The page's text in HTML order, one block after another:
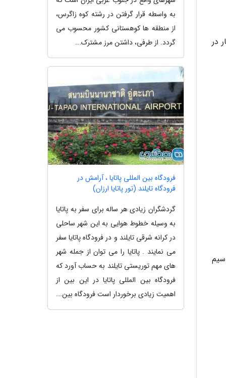
در
به واسطه قرار گرفتن در رشته کوه زاگرس،
از منطقه ها کوهستانی کشور محسوب می
گردد. از طرفی، داشتن مرز مشترک...
فرودگاه بین المللی پاتایا ، آرامش در
فرودگاه تایلند (تور پاتایا ارزان)
گردشگران زیادی هر ساله برای سفر به پاتایا
به وسیله خطوط هوایی به این شهر ساحلی
در کرانه شرقی تایلند و در فرودگاه پاتایا سفر
می نمایند . پاتایا را می توان از جمله شهر
های مهم توریستی تایلند به حساب آورد که
فرودگاه بین المللی پاتایا در این بین از
اهمیت زیادی برخوردار است فرودگاه بین...